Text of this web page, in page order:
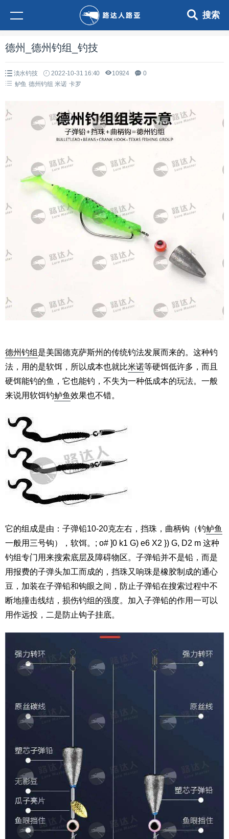
搜索
德州_德州钓组_钓技
淡水钓技 2022-10-31 16:40 10924
0
鲈鱼 德州钓组 米诺 卡罗
德州钓组 是美国德克萨斯州的传统钓法发展而来的。这种钓
法，用的是软饵，所以成本也就比米诺等硬饵低许多，而且
硬饵能钓的鱼，它也能钓，不失为一种低成本的玩法。一般
来说用软饵钓鲈鱼效果也不错。
它的组成是由：子弹铅10-20克左右，挡珠，曲柄钩（钓鲈鱼
一般用三号钩），软饵。; o# ]0 k1 G) e6 X2 }) G, D2 m 这种
钓组专门用来搜索底层及障碍物区。子弹铅并不是铅，而是
用报费的子弹头加工而成的，挡珠又响珠是橡胶制成的通心
豆，加装在子弹铅和钩眼之间，防止子弹铅在搜索过程中不
断地撞击线结，损伤钓组的强度。加入子弹铅的作用一可以
用作远投，二是防止钩子挂底。